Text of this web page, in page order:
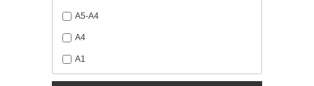
A5-A4
A4
A1